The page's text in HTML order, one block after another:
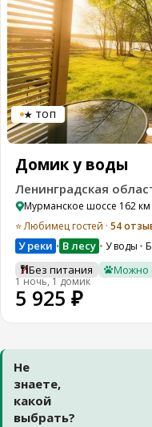
★ ТОП
Домик у воды
Ленинградская
Мурманское шоссе 162
⭐ Любимец гостей · 54
У реки • В лесу У воды
Без питания Можно
1 ночь, 1 домик
5 925 ₽
Не
знаете,
какой
выбрать?